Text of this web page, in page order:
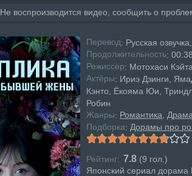
Не воспроизводится видео, сообщить о
Перевод: Русская
Продолжительность:
Режисcер: Мотохаси
Актёры: Ириэ Дзинги,
Кэнто, Ёкояма Юи,
Робин
Жанры: Романтика Драма
Подборка: Дорамы про
Рейтинг: 7.8 (9 гол.)
Японский сериал